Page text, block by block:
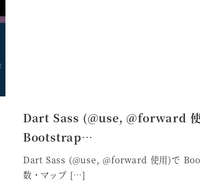
Dart Sass (@use, @forward
Bootstrap…
Dart Sass (@use, @forward 使用)で
数・マップ […]